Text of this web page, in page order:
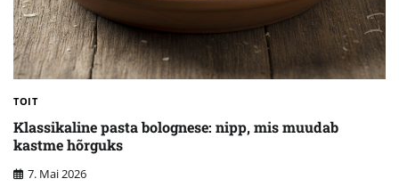
TOIT
Klassikaline pasta bolognese: nipp, mis muudab
kastme hõrguks
7. Mai 2026